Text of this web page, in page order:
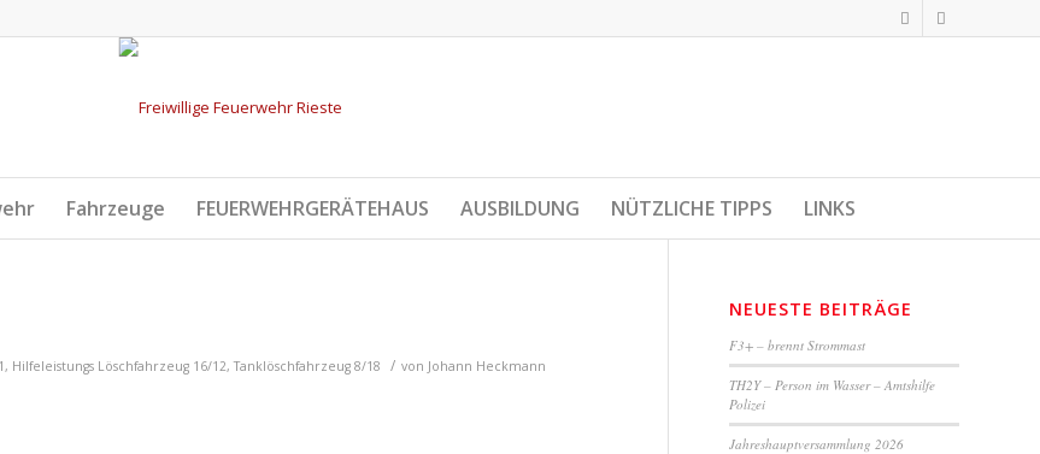
Fahrzeuge FEUERWEHRGERÄTEHAUS AUSBILDUNG NÜTZLICHE TIPPS LINKS
, Hilfeleistungs Löschfahrzeug 16/12,Tanklöschfahrzeug 8/18 / von Johann Heckmann
NEUESTE BEITRÄGE
F3+ – brennt Strommast
TH2Y – Person im Wasser – Amtshilfe
Polizei
Jahreshauptversammlung 2026